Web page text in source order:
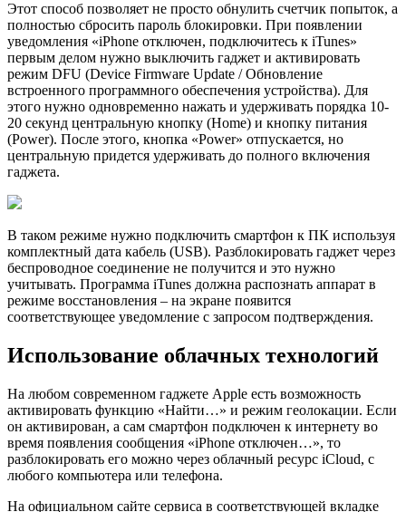
Этот способ позволяет не просто обнулить счетчик попыток, а
полностью сбросить пароль блокировки. При появлении
уведомления «iPhone отключен, подключитесь к iTunes»
первым делом нужно выключить гаджет и активировать
режим DFU (Device Firmware Update / Обновление
встроенного программного обеспечения устройства). Для
этого нужно одновременно нажать и удерживать порядка 10-
20 секунд центральную кнопку (Home) и кнопку питания
(Power). После этого, кнопка «Power» отпускается, но
центральную придется удерживать до полного включения
гаджета.
В таком режиме нужно подключить смартфон к ПК используя
комплектный дата кабель (USB). Разблокировать гаджет через
беспроводное соединение не получится и это нужно
учитывать. Программа iTunes должна распознать аппарат в
режиме восстановления – на экране появится
соответствующее уведомление с запросом подтверждения.
Использование облачных технологий
На любом современном гаджете Apple есть возможность
активировать функцию «Найти…» и режим геолокации. Если
он активирован, а сам смартфон подключен к интернету во
время появления сообщения «iPhone отключен…», то
разблокировать его можно через облачный ресурс iCloud, с
любого компьютера или телефона.
На официальном сайте сервиса в соответствующей вкладке